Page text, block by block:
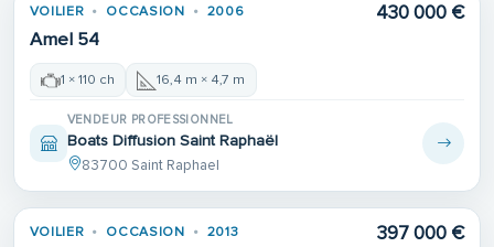
VOILIER OCCASION 2006
Amel 54
430 000 €
1 × 110 ch 16,4 m × 4,7 m
VENDEUR PROFESSIONNEL
Boats Diffusion Saint Raphaël
83700 Saint Raphael
VOILIER OCCASION 2013 397 000 €